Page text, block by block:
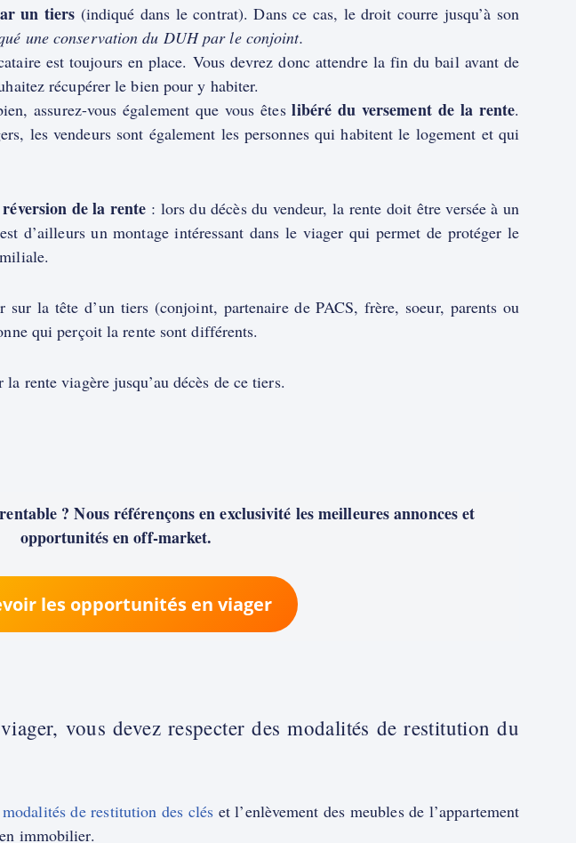
un tiers (indiqué dans le contrat). Dans ce cas, le droit courre jusqu’à son
une conservation du DUH par le conjoint.
est toujours en place. Vous devrez donc attendre la fin du bail avant de
récupérer le bien pour y habiter.
assurez-vous également que vous êteslibéré du versement de la rente.
les vendeurs sont également les personnes qui habitent le logement et qui
de la rente : lors du décès du vendeur, la rente doit être versée à un
d’ailleurs un montage intéressant dans le viager qui permet de protéger le
la tête d’un tiers (conjoint, partenaire de PACS, frère, soeur, parents ou
qui perçoit la rente sont différents.
rente viagère jusqu’au décès de ce tiers.
? Nous référençons en exclusivité les meilleures annonces et
opportunités en off-market.
les opportunités en viager
vous devez respecter des modalités de restitution du
de restitution des clés et l’enlèvement des meubles de l’appartement
immobilier.